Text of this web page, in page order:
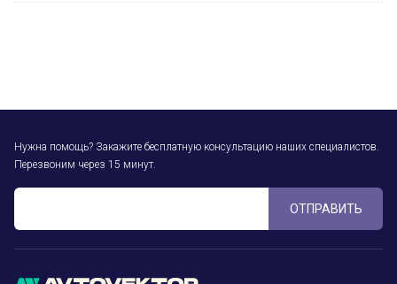
Нужна помощь? Закажите бесплатную консультацию наших специалистов.
Перезвоним через 15 минут.
ОТПРАВИТЬ